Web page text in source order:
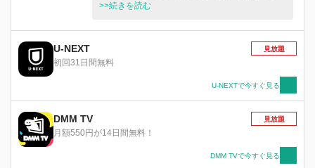
影であると話すが、昶はあまりの怪しさにその場
モノに襲われる。
>>続きを読む
U-NEXT
初回31日間無料
見放題
U-NEXTで今すぐ見る
DMM TV
月額550円が14日間無料！
見放題
DMM TVで今すぐ見る